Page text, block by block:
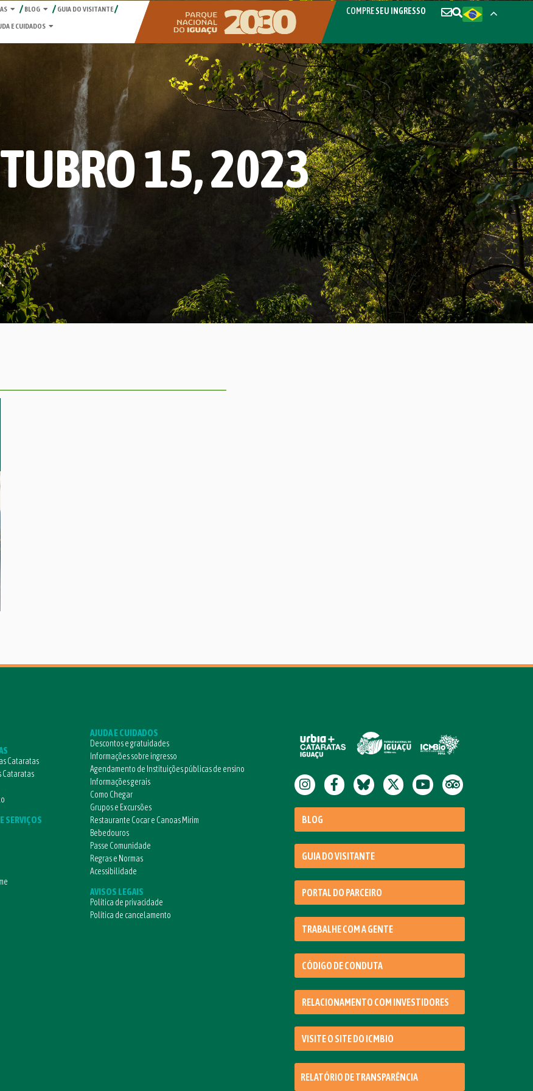
BLOG
GUIA DO VISITANTE
E CUIDADOS
COMPRESEU INGRESSO
15, 2023
Cataratas
Cataratas
SERVIÇOS
AJUDA E CUIDADOS
Descontos e gratuidades
Informações sobre ingresso
Agendamento de Instituições públicas de ensino
Informações gerais
Como Chegar
Grupos e Excursões
Restaurante Cocar e Canoas Mirim
Bebedouros
Passe Comunidade
Regras e Normas
Acessibilidade
AVISOS LEGAIS
Política de privacidade
Política de cancelamento
BLOG
GUIA DO VISITANTE
PORTAL DO PARCEIRO
TRABALHE COM A GENTE
CÓDIGO DE CONDUTA
RELACIONAMENTO COM INVESTIDORES
VISITE O SITE DO ICMBIO
RELATÓRIO DE TRANSPARÊNCIA